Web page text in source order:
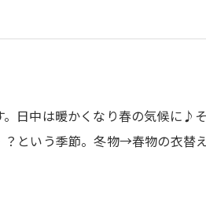
日中は暖かくなり春の気候に♪
？という季節。冬物→春物の衣替